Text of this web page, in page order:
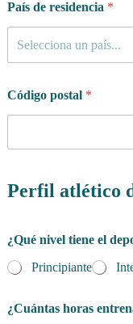
País de residencia *
Selecciona un país...
Código postal *
Perfil atlético
¿Qué nivel tiene el
Principiante
¿Cuántas horas